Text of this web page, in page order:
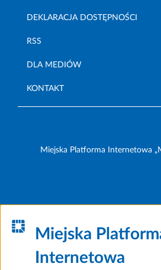
DEKLARACJA DOSTĘPNOŚCI
RSS
DLA MEDIÓW
KONTAKT
Miejska Platforma Internetowa
Miejska
Internetowa